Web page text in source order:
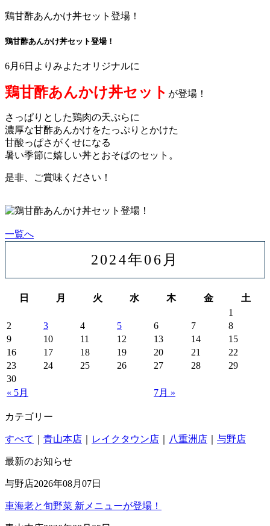
鶏甘酢あんかけ丼セット登場！
鶏甘酢あんかけ丼セット登場！
6月6日よりみよたオリジナルに
鶏甘酢あんかけ丼セット が登場！
さっぱりとした鶏肉の天ぷらに
濃厚な甘酢あんかけをたっぷりとかけた
甘酸っぱさがくせになる
暑い季節に嬉しい丼とおそばのセット。
是非、ご賞味ください！
一覧へ
2024年06月
日 月 火 水 木 金 土
« 5月 7月 »
1
2
3 4 5 6 7
8
9
10 11 12 13 14
15
16
17 18 19 20 21
22
23
24 25 26 27 28
29
30
カテゴリー
すべて 青山本店 レイクタウン店 八重洲店 与野店
最新のお知らせ
与野店2026年08月07日
車海老と旬野菜 新メニューが登場！